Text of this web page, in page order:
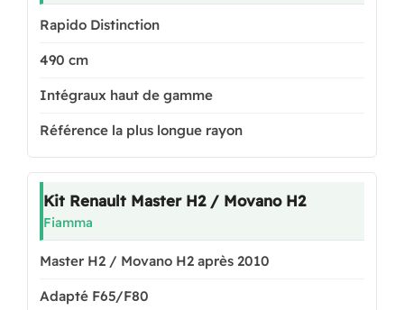
Rapido Distinction
490 cm
Intégraux haut de gamme
Référence la plus longue rayon
Kit Renault Master H2 / Movano H2
Fiamma
Master H2 / Movano H2 après 2010
Adapté F65/F80